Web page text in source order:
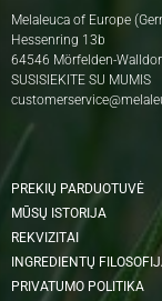
Melaleuca of Europe
Hessenring 13b
64546 Mörfelden-
SUSISIEKITE SU MUMIS
PREKIŲ PARDUOTUVĖ
MŪSŲ ISTORIJA
REKVIZITAI
INGREDIENTŲ
PRIVATUMO POLITIKA